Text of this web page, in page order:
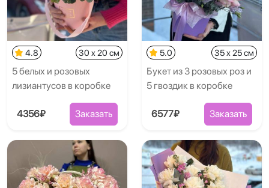
4.8 30 x 20 см
5 белых и розовых
лизиантусов в коробке
4356₽ Заказать
5.0 35 x 25 см
Букет из 3 розовых роз и
5 гвоздик в коробке
6577₽ Заказать